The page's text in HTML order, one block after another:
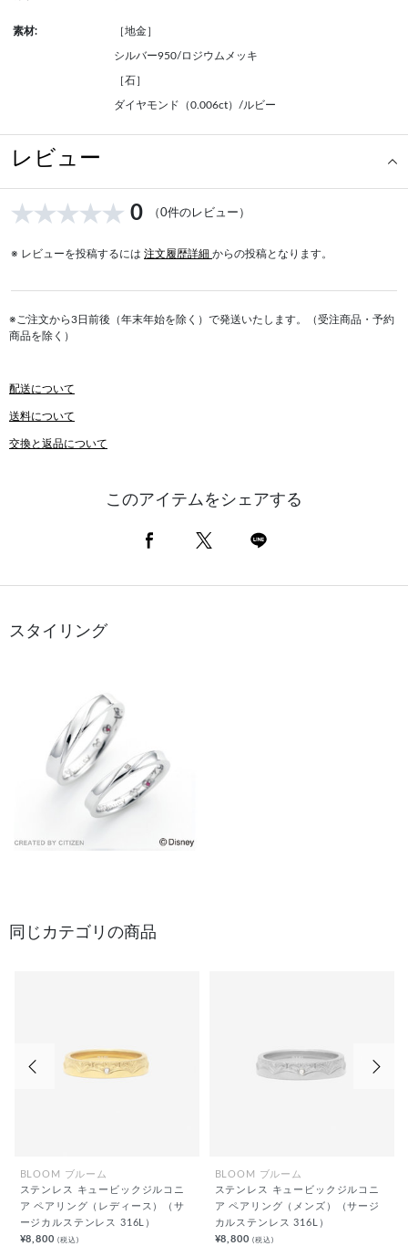
素材: ［地金］
シルバー950/ロジウムメッキ
［石］
ダイヤモンド（0.006ct）/ルビー
レビュー
0 （0件のレビュー）
※ レビューを投稿するには 注文履歴詳細 からの投稿となります。
※ご注文から3日前後（年末年始を除く）で発送いたします。（受注商品・予約
商品を除く）
配送について
送料について
交換と返品について
このアイテムをシェアする
スタイリング
同じカテゴリの商品
BLOOM ブルーム
ステンレス キュービックジルコニ
ア ペアリング（レディース）（サ
ージカルステンレス 316L）
¥8,800(税込)
BLOOM ブルーム
ステンレス キュービックジルコニ
ア ペアリング（メンズ）（サージ
カルステンレス 316L）
¥8,800(税込)
前の画像